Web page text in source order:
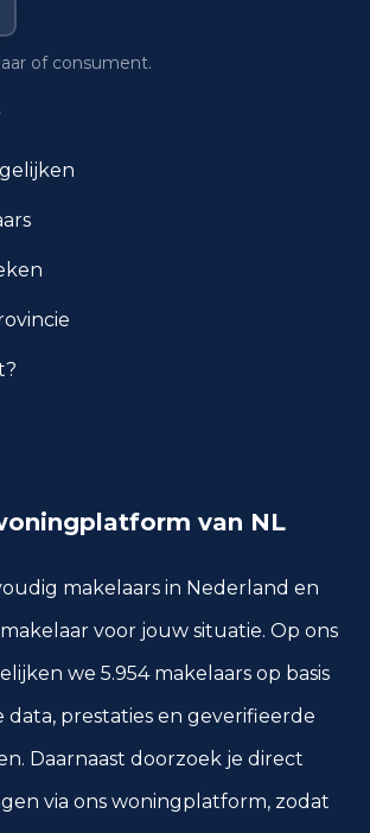
of consument.
van NL
makelaars in Nederland en
voor jouw situatie. Op ons
we 5.954 makelaars op basis
data, prestaties en geverifieerde
Daarnaast doorzoek je direct
via ons woningplatform, zodat